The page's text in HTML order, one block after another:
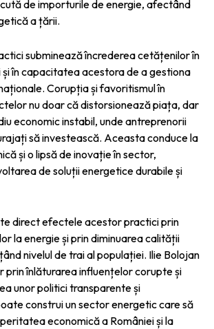
de importurile de energie, afectând
a țării.
subminează încrederea cetățenilor în
în capacitatea acestora de a gestiona
Corupția și favoritismul în
nu doar că distorsionează piața, dar
economic instabil, unde antreprenorii
să investească. Aceasta conduce la
și o lipsă de inovație în sector,
de soluții energetice durabile și
direct efectele acestor practici prin
la energie și prin diminuarea calității
nivelul de trai al populației. Ilie Bolojan
prin înlăturarea influențelor corupte și
unor politici transparente și
construi un sector energetic care să
economică a României și la